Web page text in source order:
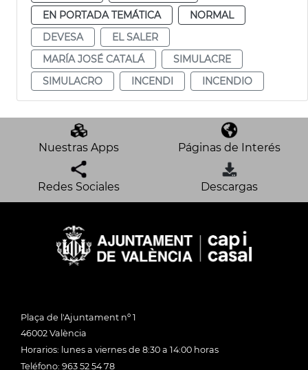
EN PORTADA TEMÁTICA
NORMAL
DEVESA
EL SALER
MARÍA JOSÉ CATALÁ
SIMULACRE
SIMULACRO
INCENDI INCENDIO
Nuestras Apps Páginas de Interés
Redes Sociales Descargas
Plaça de l'Ajuntament nº 1
46002 València
Horarios: lunes a viernes de 8:30 a 14:00 horas
Teléfono: 963 52 54 78